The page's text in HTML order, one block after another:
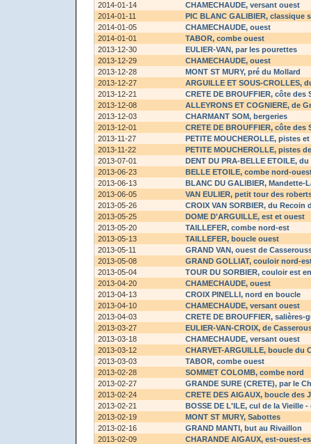
2014-01-14
CHAMECHAUDE, versant ouest
2014-01-11
PIC BLANC GALIBIER, classique
2014-01-05
CHAMECHAUDE, ouest
2014-01-01
TABOR, combe ouest
2013-12-30
EULIER-VAN, par les pourettes
2013-12-29
CHAMECHAUDE, ouest
2013-12-28
MONT ST MURY, pré du Mollard
2013-12-27
ARGUILLE ET SOUS-CROLLES,
2013-12-21
CRETE DE BROUFFIER, côte des
2013-12-08
ALLEYRONS ET COGNIERE, de
2013-12-03
CHARMANT SOM, bergeries
2013-12-01
CRETE DE BROUFFIER, côte des
2013-11-27
PETITE MOUCHEROLLE, pistes
2013-11-22
PETITE MOUCHEROLLE, pistes
2013-07-01
DENT DU PRA-BELLE ETOILE, du
2013-06-23
BELLE ETOILE, combe nord-
2013-06-13
BLANC DU GALIBIER, Mandette-
2013-06-05
VAN EULIER, petit tour des
2013-05-26
CROIX VAN SORBIER, du Recoin
2013-05-25
DOME D'ARGUILLE, est et ouest
2013-05-20
TAILLEFER, combe nord-est
2013-05-13
TAILLEFER, boucle ouest
2013-05-11
GRAND VAN, ouest de
2013-05-08
GRAND GOLLIAT, couloir nord-
2013-05-04
TOUR DU SORBIER, couloir est
2013-04-20
CHAMECHAUDE, ouest
2013-04-13
CROIX PINELLI, nord en boucle
2013-04-10
CHAMECHAUDE, versant ouest
2013-04-03
CRETE DE BROUFFIER, salières-
2013-03-27
EULIER-VAN-CROIX, de
2013-03-18
CHAMECHAUDE, versant ouest
2013-03-12
CHARVET-ARGUILLE, boucle du
2013-03-03
TABOR, combe ouest
2013-02-28
SOMMET COLOMB, combe nord
2013-02-27
GRANDE SURE (CRETE), par le
2013-02-24
CRETE DES AIGAUX, boucle des
2013-02-21
BOSSE DE L'ILE, cul de la Vieille -
2013-02-19
MONT ST MURY, Sabottes
2013-02-16
GRAND MANTI, but au Rivaillon
2013-02-09
CHARANDE AIGAUX, est-ouest-